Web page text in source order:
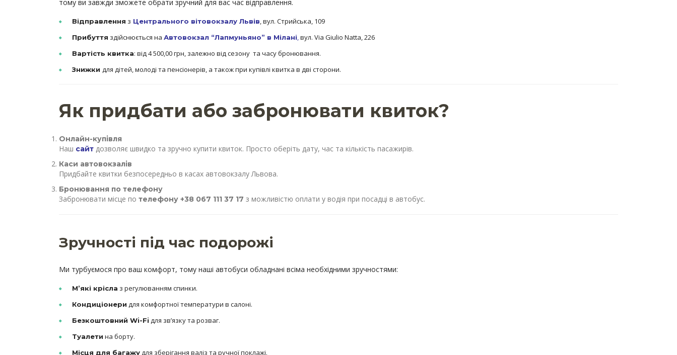
тому ви завжди зможете обрати зручний для вас час відправлення.
Відправлення з Центрального вітовокзалу Львів, вул. Стрийська, 109
Прибуття здійснюється на Автовокзал “Лапмуньяно” в Мілані,вул. Via Giulio Natta, 226
Вартість квитка: від 4 500,00 грн, залежно від сезону та часу бронювання.
Знижки для дітей, молоді та пенсіонерів, а також при купівлі квитка в дві сторони.
Як придбати або забронювати квиток?
Онлайн-купівля
Наш сайт дозволяє швидко та зручно купити квиток. Просто оберіть дату, час та кількість пасажирів.
Каси автовокзалів
Придбайте квитки безпосередньо в касах автовокзалу Львова.
Бронювання по телефону
Забронювати місце по телефону +38 067 111 37 17 з можливістю оплати у водія при посадці в автобус.
Зручності під час подорожі
Ми турбуємося про ваш комфорт, тому наші автобуси обладнані всіма необхідними зручностями:
М’які крісла з регулюванням спинки.
Кондиціонери для комфортної температури в салоні.
Безкоштовний Wi-Fi для зв’язку та розваг.
Туалети на борту.
Місця для багажудля зберігання валіз та ручної поклажі.